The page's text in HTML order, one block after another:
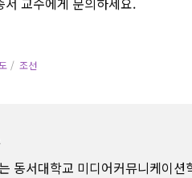
조선
동서대학교 미디어커뮤니케이